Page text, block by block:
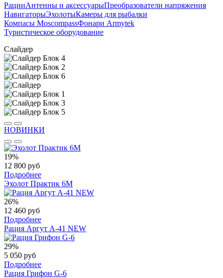
РацииАнтенны и аксессуарыПреобразователи напряжения
НавигаторыЭхолотыКамеры для рыбалки
Компасы MoscompassФонари Armytek
Туристическое оборудование
Слайдер
НОВИНКИ
19%
12 800 руб
Подробнее
Эхолот Практик 6M
26%
12 460 руб
Подробнее
Рация Аргут А-41 NEW
29%
5 050 руб
Подробнее
Рация Грифон G-6